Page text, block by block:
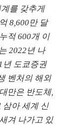
를 갖추게
8,600만 달
적 600개 이
2022년 나
년 도쿄증권
벤처의 해외
만은 반도체,
삼아 세계 신
겨 나가고 있